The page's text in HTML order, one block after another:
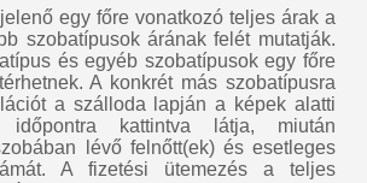
egy főre vonatkozó teljes árak a
szobatípusok árának felét mutatják.
és egyéb szobatípusok egy főre
A konkrét más szobatípusra
a szálloda lapján a képek alatti
időpontra kattintva látja, miután
lévő felnőtt(ek) és esetleges
A fizetési ütemezés a teljes